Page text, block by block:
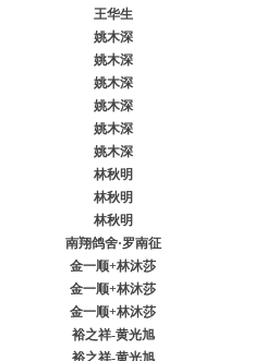
王华生
姚木深
姚木深
姚木深
姚木深
姚木深
姚木深
林秋明
林秋明
林秋明
南翔鸽舍·罗南征
金一顺+林沐莎
金一顺+林沐莎
金一顺+林沐莎
裕之祥-黄光旭
裕之祥-黄光旭